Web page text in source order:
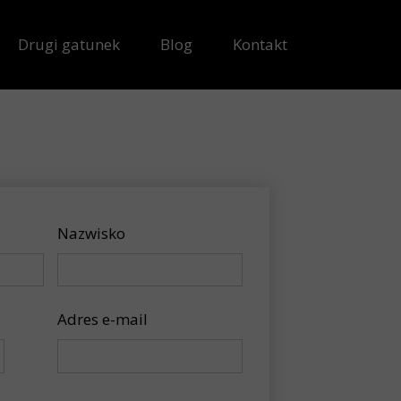
Drugi gatunek Blog Kontakt
Nazwisko
Adres e-mail